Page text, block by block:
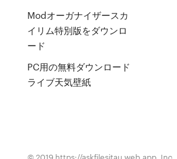
Modオーガナイザースカ
イリム特別版をダウンロ
ード
PC用の無料ダウンロード
ライブ天気壁紙
© 2019 https://askfilesjtau.web.app, Inc.